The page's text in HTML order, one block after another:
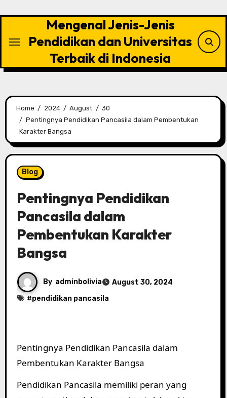
content
Mengenal Jenis-Jenis
Pendidikan dan Universitas
Terbaik di Indonesia
Home 2024 August
30
Pentingnya Pendidikan Pancasila dalam Pembentukan
Karakter Bangsa
Blog
Pentingnya Pendidikan
Pancasila dalam
Pembentukan Karakter
Bangsa
By adminbolivia
August 30, 2024
#pendidikan pancasila
Pentingnya Pendidikan Pancasila dalam
Pembentukan Karakter Bangsa
Pendidikan Pancasila memiliki peran yang